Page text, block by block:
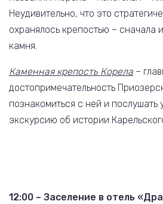
Неудивительно, что это
охранялось крепостью – сначала
камня.
Каменная крепость Корела –
достопримечательность
познакомиться с ней и послушать
экскурсию об истории
12:00 – Заселение в отель